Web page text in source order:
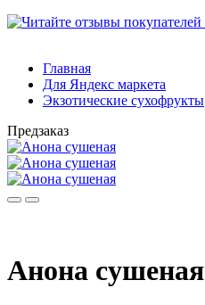
Главная
Для Яндекс маркета
Экзотические сухофрукты
Предзаказ
Анона сушеная